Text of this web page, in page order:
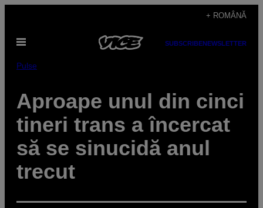
content
+ ROMÂNĂ
Open
SUBSCRIBENEWSLETTER
Pulse
Aproape unul din cinci
tineri trans a încercat
să se sinucidă anul
trecut